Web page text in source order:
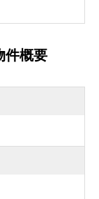
件概要